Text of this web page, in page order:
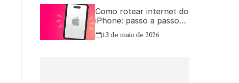
Como rotear internet do
iPhone: passo a passo
para compartilhar a
conexão
13 de maio de 2026